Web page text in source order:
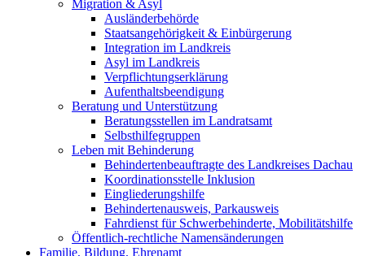
Migration & Asyl
Ausländerbehörde
Staatsangehörigkeit & Einbürgerung
Integration im Landkreis
Asyl im Landkreis
Verpflichtungserklärung
Aufenthaltsbeendigung
Beratung und Unterstützung
Beratungsstellen im Landratsamt
Selbsthilfegruppen
Leben mit Behinderung
Behindertenbeauftragte des Landkreises Dachau
Koordinationsstelle Inklusion
Eingliederungshilfe
Behindertenausweis, Parkausweis
Fahrdienst für Schwerbehinderte, Mobilitätshilfe
Öffentlich-rechtliche Namensänderungen
Familie, Bildung, Ehrenamt